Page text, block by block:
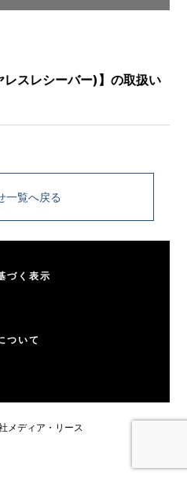
レスレシーバー)】の取扱い
一覧へ戻る
づく表示
ついて
メディア・リース